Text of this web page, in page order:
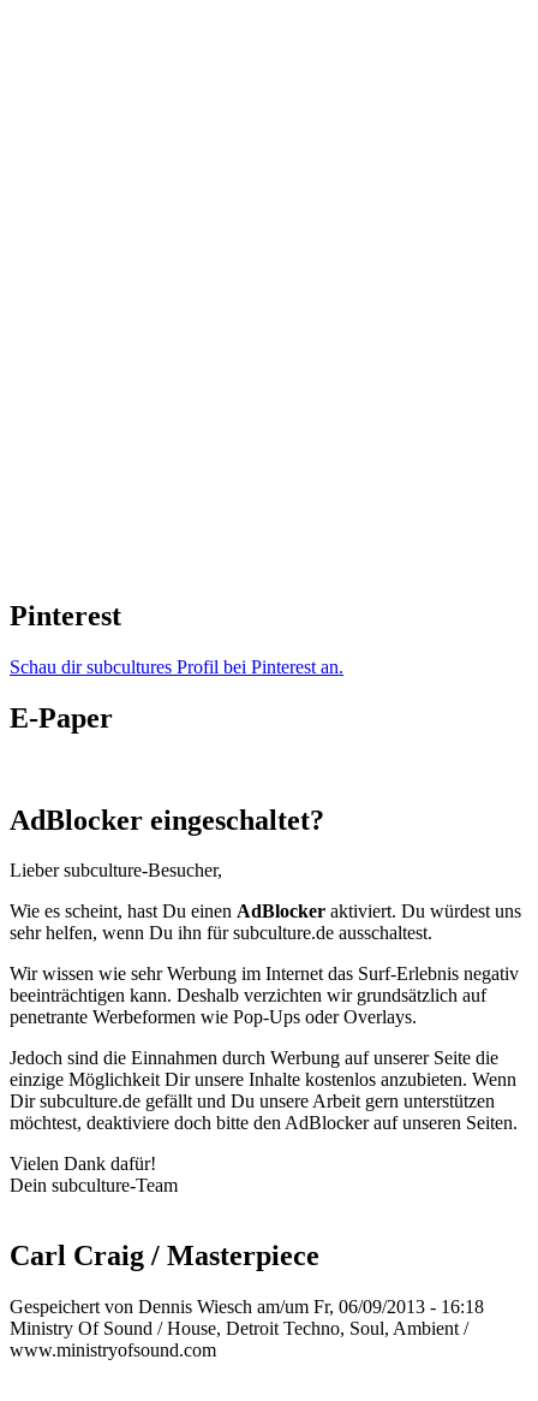
Pinterest
Schau dir subcultures Profil bei Pinterest an.
E-Paper
AdBlocker eingeschaltet?
Lieber subculture-Besucher,
Wie es scheint, hast Du einen AdBlocker aktiviert. Du würdest uns
sehr helfen, wenn Du ihn für subculture.de ausschaltest.
Wir wissen wie sehr Werbung im Internet das Surf-Erlebnis negativ
beeinträchtigen kann. Deshalb verzichten wir grundsätzlich auf
penetrante Werbeformen wie Pop-Ups oder Overlays.
Jedoch sind die Einnahmen durch Werbung auf unserer Seite die
einzige Möglichkeit Dir unsere Inhalte kostenlos anzubieten. Wenn
Dir subculture.de gefällt und Du unsere Arbeit gern unterstützen
möchtest, deaktiviere doch bitte den AdBlocker auf unseren Seiten.
Vielen Dank dafür!
Dein subculture-Team
Carl Craig / Masterpiece
Gespeichert von Dennis Wiesch am/um Fr, 06/09/2013 - 16:18
Ministry Of Sound / House, Detroit Techno, Soul, Ambient /
www.ministryofsound.com